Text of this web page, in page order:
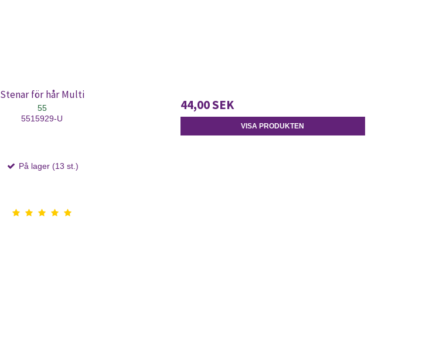
Stenar för hår Multi
55
5515929-U
På lager (13 st.)
44,00 SEK
VISA PRODUKTEN